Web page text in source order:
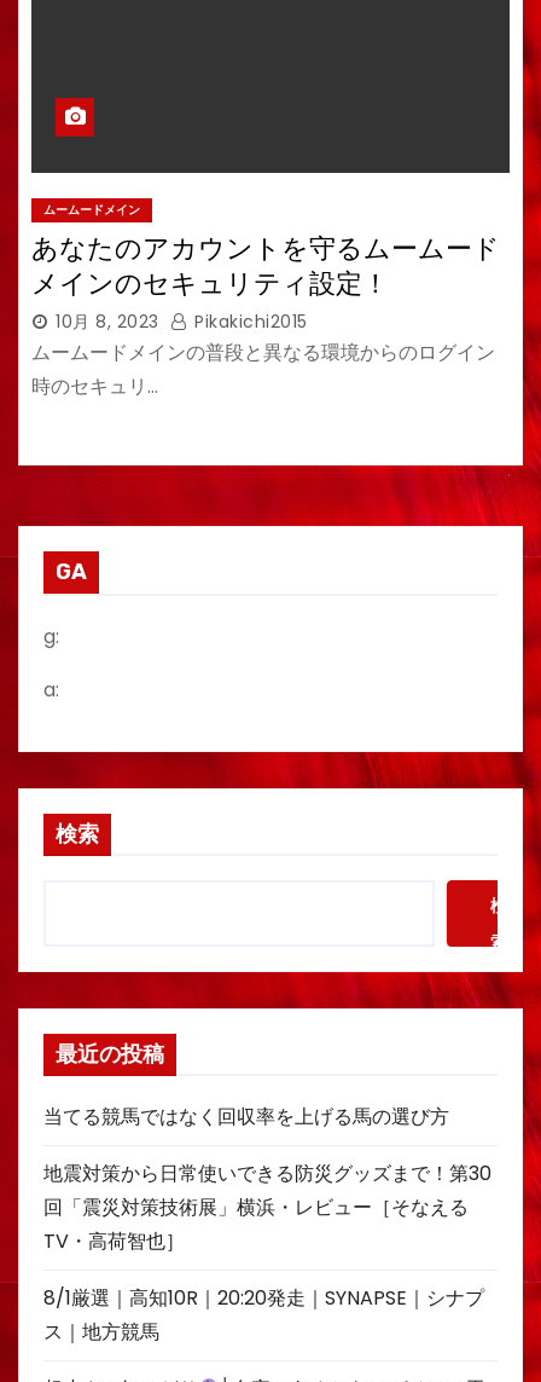
ムームードメイン
あなたのアカウントを守るムームード
メインのセキュリティ設定！
10月 8, 2023 Pikakichi2015
ムームードメインの普段と異なる環境からのログイン
時のセキュリ…
GA
g:
a:
検索
検
索
最近の投稿
当てる競馬ではなく回収率を上げる馬の選び方
地震対策から日常使いできる防災グッズまで！第30
回「震災対策技術展」横浜・レビュー［そなえる
TV・高荷智也］
8/1厳選｜高知10R｜20:20発走｜SYNAPSE｜シナプ
ス｜地方競馬